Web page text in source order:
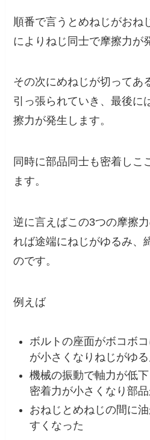
順番で言うとめねじがおね
によりねじ同士で摩擦力が
その次にめねじが切ってあ
引っ張られていき、最後に
擦力が発生します。
同時に部品同士も密着しこ
ます。
逆に言えばこの3つの摩擦
れば途端にねじがゆるみ、
のです。
例えば
ボルトの座面がボコボ
が小さくなりねじがゆ
機械の振動で軸力が低
密着力が小さくなり部
おねじとめねじの間に
すくなった